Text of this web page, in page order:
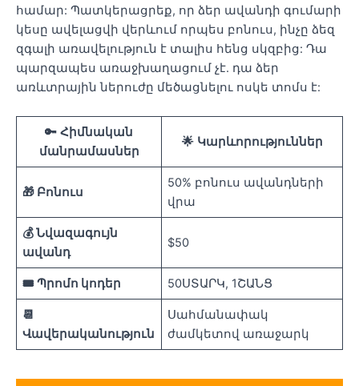
համար: Պատկերացրեք, որ ձեր ավանդի գումարի
կեսը ավելացվի վերևում որպես բոնուս, ինչը ձեզ
զգալի առավելություն է տալիս հենց սկզբից: Դա
պարզապես առաջխաղացում չէ. դա ձեր
առևտրային ներուժը մեծացնելու ոսկե տոմս է:
🔑 Հիմնական
մանրամասներ
🌟 Կարևորություններ
🎁 Բոնուս
50% բոնուս ավանդների
վրա
💰 Նվազագույն
ավանդ
$50
🎟️ Պրոմո կոդեր 50ՍՏԱՐԿ, 1ՇԱՆՑ
📆
Վավերականություն
Սահմանափակ
ժամկետով առաջարկ